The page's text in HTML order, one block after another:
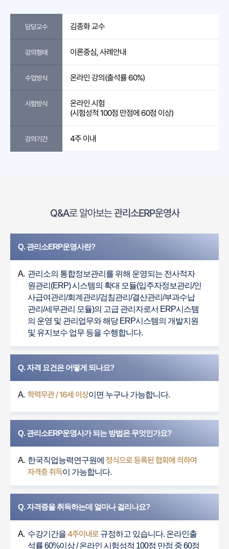
담당교수 김종화 교수
강의형태 이론중심, 사례안내
수업방식 온라인 강의(출석률 60%)
시험방식
온라인 시험
(시험성적 100점 만점에 60점 이상)
강의기간 4주 이내
Q&A로 알아보는관리소ERP운영사
Q. 관리소ERP운영사란?
A. 관리소의 통합정보관리를 위해 운영되는 전사적자
원관리(ERP) 시스템의 확대 모듈(입주자정보관리/인
사급여관리/회계관리/검침관리/결산관리/부과수납
관리/세무관리 모듈)의 고급 관리자로서 ERP시스템
의 운영 및 관리업무와 해당 ERP시스템의 개발지원
및 유지보수 업무 등을 수행합니다.
Q. 자격 요건은 어떻게 되나요?
A. 학력무관 / 16세 이상이면 누구나 가능합니다.
Q. 관리소ERP운영사가 되는 방법은 무엇인가요?
A. 한국직업능력연구원에 정식으로 등록된 협회에 의하여
자격증 취득이 가능합니다.
Q. 자격증을 취득하는데 얼마나 걸리나요?
A. 수강기간을4주이내로규정하고 있습니다. 온라인출
석률 60%이상 / 온라인 시험성적 100점 만점 중 60점